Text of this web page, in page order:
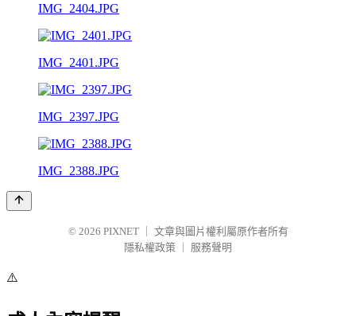
IMG_2404.JPG
IMG_2401.JPG
IMG_2397.JPG
IMG_2388.JPG
© 2026 PIXNET
文章與圖片權利屬原作者所有
隱私權政策
服務聲明
⚠️